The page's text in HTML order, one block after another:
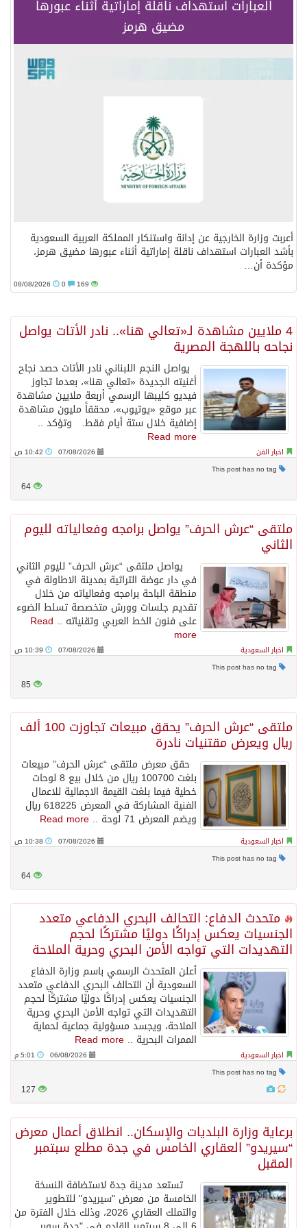
العبارات استهداف ناقلة إماراتية أثناء عبورها
مضيق هرمز
أعربت وزارة الخارجية عن إدانة واستنكار المملكة العربية السعودية
بأشد العبارات استهداف ناقلة إماراتية أثناء عبورها مضيق هرمز،
مؤكدة أن…
169
4 ملايين مشاهدة لـ«تعالي هنا».. نادر الأتات يواصل
نجاحه باللهجة المصرية
يواصل النجم اللبناني نادر الأتات حصد نجاح
أغنيته الجديدة «تعالي هنا»، بعدما تجاوز
فيديو كليبها الرسمي أربعة ملايين مشاهدة
عبر موقع «يوتيوب»، محققاً مليون مشاهدة
إضافية خلال ستة أيام فقط. وتؤكد ..
Read more
اخبار الفن 07/08/2026
64
ملتقى “عرش الحرف” يواصل برامجه وفعالياته لليوم
الثاني
يواصل ملتقى “عرش الحرف” لليوم الثاني
في دار عوضة التراثية بمدينة الاطاولة في
منطقة الباحة برامجه وفعالياته من خلال
تقديم جلسات وورش متخصصة تسلط الضوء
على فنون الخط العربي وتقنياته .. Read
more
اخبار السعودية 07/08/2026
85
ملتقى “عرش الحرف” يحقق مبيعات تجاوزت 100 ألف
ريال ويعرض مقتنيات نادرة
حقق معرض ملتقى “عرش الحرف” مبيعات
بلغت 100700 ريال من خلال بيع 8 لوحات
خطية فيما بلغت القيمة الاجمالية للاعمال
الفنية المشاركة في المعرض 618225 ريال
ويضم المعرض 71 لوحة .. Read more
اخبار السعودية 07/08/2026
64
متحدث الدفاع: التحالف البحري الدفاعي متعدد
الجنسيات يعكس إدراكًا دوليًا مشتركًا لحجم
التهديدات التي تواجه الأمن البحري وحرية الملاحة
أعلن المتحدث الرسمي باسم وزارة الدفاع
السعودية أن التحالف البحري الدفاعي متعدد
الجنسيات يعكس إدراكًا دوليًا مشتركًا لحجم
التهديدات التي تواجه الأمن البحري وحرية
الملاحة، ويجسد مسؤولية جماعية لحماية
الممرات البحرية .. Read more
اخبار السعودية 06/08/2026
127
برعاية وزارة البلديات والإسكان.. انطلاق أعمال معرض
“سيريدو” العقاري الخامس في جدة مطلع سبتمبر
المقبل
تستعد مدينة جدة لاستضافة النسخة
الخامسة من معرض "سيريدو" للتطوير
والتملك العقاري 2026، وذلك خلال الفترة من